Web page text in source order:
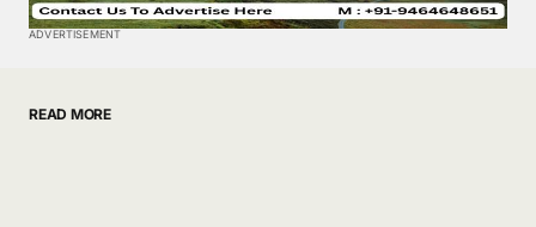
ADVERTISEMENT
READ MORE